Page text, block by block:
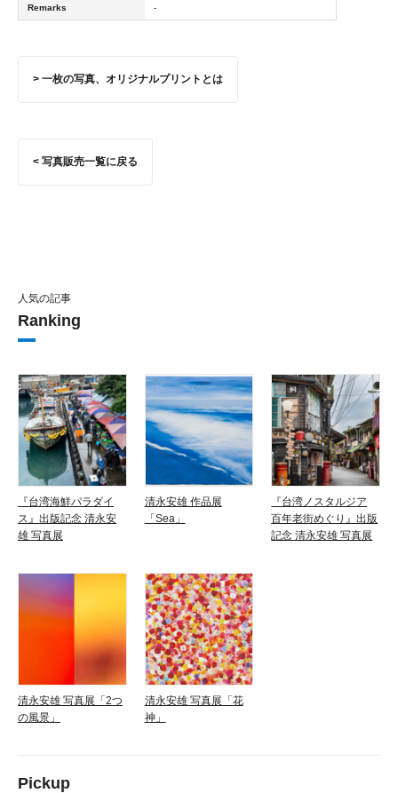
Remarks -
> 一枚の写真、オリジナルプリントとは
< 写真販売一覧に戻る
人気の記事
Ranking
『台湾海鮮パラダイ
ス』出版記念 清永安
雄 写真展
清永安雄 作品展
「Sea」
『台湾ノスタルジア
百年老街めぐり』出版
記念 清永安雄 写真展
清永安雄 写真展「2つ
の風景」
清永安雄 写真展「花
神」
Pickup